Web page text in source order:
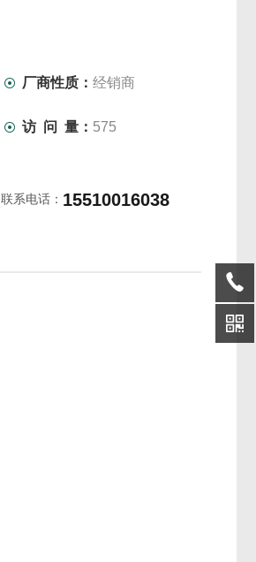
厂商性质：经销商
访 问 量： 575
联系电话： 15510016038